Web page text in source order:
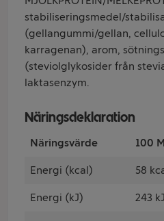
stabiliseringsmedel/
(gellangummi/gellan,
karragenan), arom,
(steviolglykosider från
laktasenzym.
Näringsdeklaration
Näringsvärde 100
Energi (kcal) 58
Energi (kJ) 243 kJ